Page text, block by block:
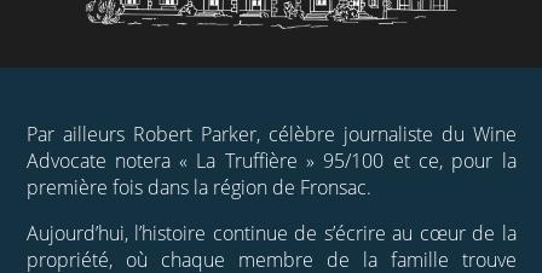
Par ailleurs Robert Parker, célèbre journaliste du Wine
Advocate notera « La Truffière » 95/100 et ce, pour la
première fois dans la région de Fronsac.
Aujourd’hui, l’histoire continue de s’écrire au cœur de la
propriété, où chaque membre de la famille trouve